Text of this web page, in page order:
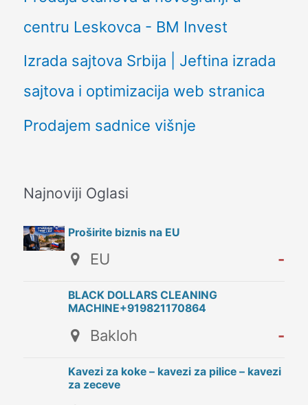
centru Leskovca - BM Invest
Izrada sajtova Srbija | Jeftina izrada
sajtova i optimizacija web stranica
Prodajem sadnice višnje
Najnoviji Oglasi
Proširite biznis na EU
EU -
BLACK DOLLARS CLEANING
MACHINE+919821170864
Bakloh -
Kavezi za koke – kavezi za pilice – kavezi
za zeceve